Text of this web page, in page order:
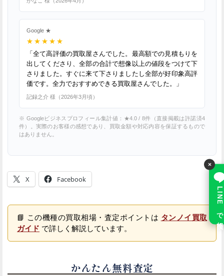
Google ★
★★★★★
「全て高評価の買取屋さんでした。最高額での見積もりを
出してくださり、全部の合計で想像以上の値段をつけて下
さりました。すぐに来て下さりましたし全部が好印象高評
価です。全力でおすすめできる買取屋さんでした。」
記録之介 様 （2026年3月頃 ）
※ Googleビジネスプロフィール集計値：★4.0 / 8件（直接掲載は許諾済4
件）。実際のお客様の感想であり、買取金額や対応内容を保証するもので
はありません。
X Facebook
📘 この機種の買取相場・査定ポイントは タンノイ買取
ガイド で詳しく解説しています。
かんたん無料査定
LINE で相談
×